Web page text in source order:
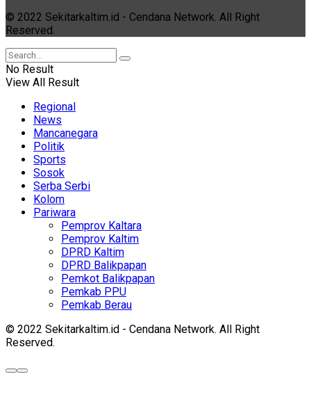
© 2022 Sekitarkaltim.id - Cendana Network. All Right
Reserved.
No Result
View All Result
Regional
News
Mancanegara
Politik
Sports
Sosok
Serba Serbi
Kolom
Pariwara
Pemprov Kaltara
Pemprov Kaltim
DPRD Kaltim
DPRD Balikpapan
Pemkot Balikpapan
Pemkab PPU
Pemkab Berau
© 2022 Sekitarkaltim.id - Cendana Network. All Right
Reserved.